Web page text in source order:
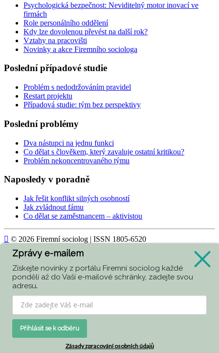
Psychologická bezpečnost: Neviditelný motor inovací ve
firmách
Role personálního oddělení
Kdy lze dovolenou převést na další rok?
Vztahy na pracovišti
Novinky a akce Firemního sociologa
Poslední případové studie
Problém s nedodržováním pravidel
Restart projektu
Případová studie: tým bez perspektivy
Poslední problémy
Dva nástupci na jednu funkci
Co dělat s člověkem, který zavaluje ostatní kritikou?
Problém nekoncentrovaného týmu
Naposledy v poradně
Jak řešit konflikt silných osobností
Jak zvládnout fámu
Co dělat se zaměstnancem – aktivistou
 © 2026 Firemní sociolog | ISSN 1805-6520
Today904
Yesterday849
Week 2610
Month3467
All
Currently are 42 guests and no members online
Zprávy e-mailem
Získejte novinky z portálu Firemní sociolog každé
pondělí až do Vaší e-mailové schránky, zadejte svou
adresu.
Přihlásit se k odběru
Zásady zpracování osobních údajů